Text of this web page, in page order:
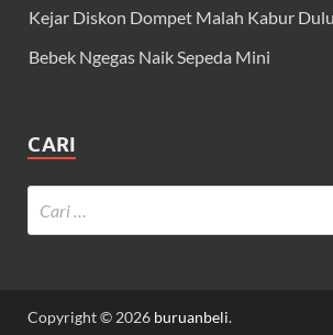
Kejar Diskon Dompet Malah Kabur
Bebek Ngegas Naik Sepeda Mini
CARI
Copyright © 2026 buruanbeli.